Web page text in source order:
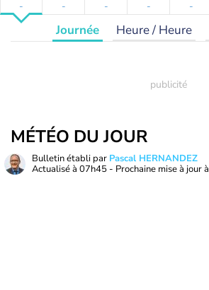
- - - - -
Journée Heure / Heure
MÉTÉO DU JOUR
Bulletin établi par Pascal HERNANDEZ
Actualisé à 07h45 - Prochaine mise à jour à